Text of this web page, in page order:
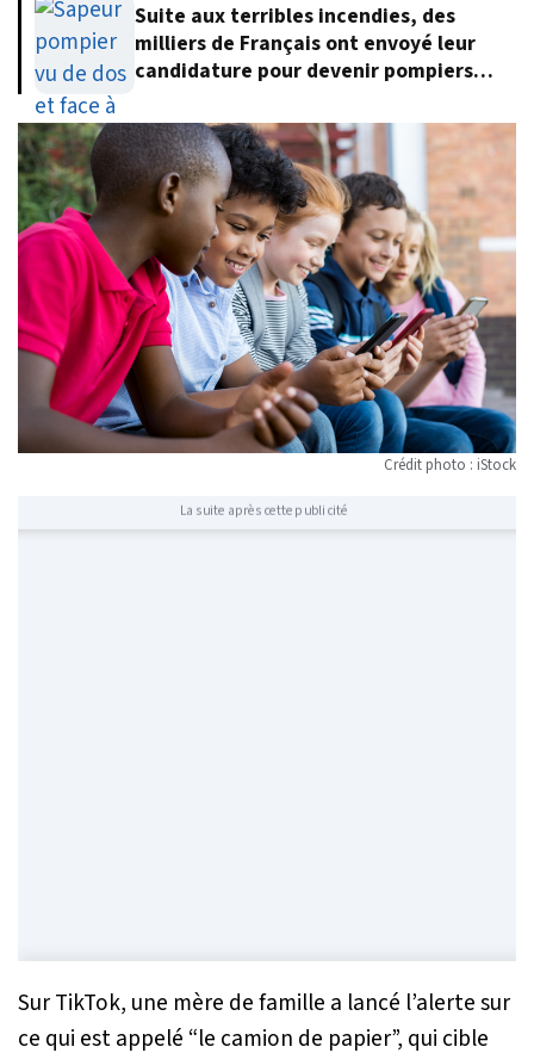
Suite aux terribles incendies, des
milliers de Français ont envoyé leur
candidature pour devenir pompiers
Crédit photo : iStock
La suite après cette publicité
Sur TikTok, une mère de famille a lancé l’alerte sur
ce qui est appelé “le camion de papier”, qui cible